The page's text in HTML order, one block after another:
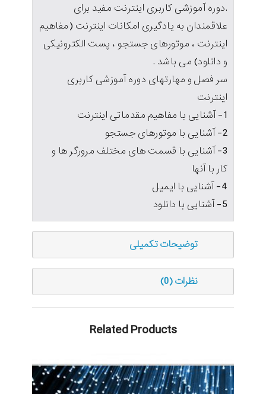
.دوره آموزشی کاربری اینترنت مفید برای
علاقمندان به یادگیری امکانات اینترنت (مفاهیم
اینترنت ، موتورهای جستجو ، پست الکترونیکی
و دانلود) می باشد .
سر فصل و مهارتهای دوره آموزشی کاربری
اینترنت
1- آشنایی با مفاهیم مقدماتی اینترنت
2- آشنایی با موتورهای جستجو
3- آشنایی با قسمت های مختلف مرورگر ها و
کار با آنها
4- آشنایی با ایمیل
5- آشنایی با دانلود
توضیحات تکمیلی
نظرات (0)
Related Products